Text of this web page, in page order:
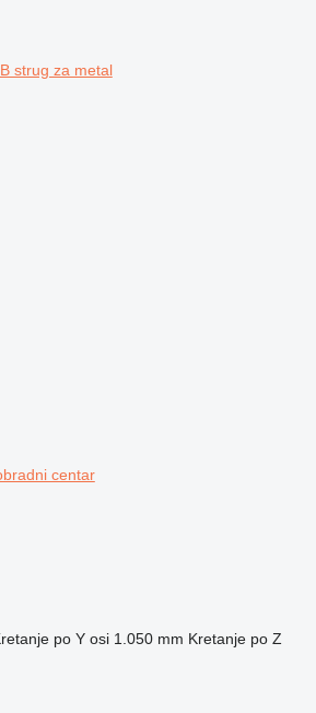
strug za metal
centar
po Y osi 1.050 mm Kretanje po Z